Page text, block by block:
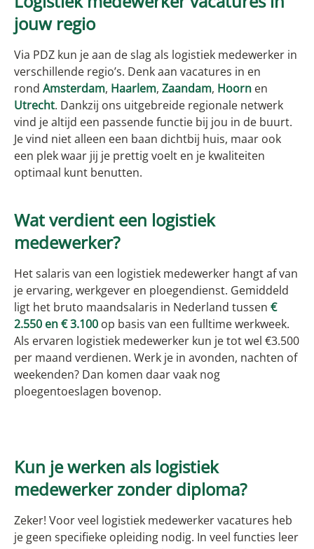
jouw regio
Via PDZ kun je aan de slag als logistiek medewerker in
verschillende regio’s. Denk aan vacatures in en
rond Amsterdam, Haarlem, Zaandam, Hoorn en
Utrecht. Dankzij ons uitgebreide regionale netwerk
vind je altijd een passende functie bij jou in de buurt.
Je vind niet alleen een baan dichtbij huis, maar ook
een plek waar jij je prettig voelt en je kwaliteiten
optimaal kunt benutten.
Wat verdient een logistiek
medewerker?
Het salaris van een logistiek medewerker hangt af van
je ervaring, werkgever en ploegendienst. Gemiddeld
ligt het bruto maandsalaris in Nederland tussen €
2.550 en € 3.100 op basis van een fulltime werkweek.
Als ervaren logistiek medewerker kun je tot wel €3.500
per maand verdienen. Werk je in avonden, nachten of
weekenden? Dan komen daar vaak nog
ploegentoeslagen bovenop.
Kun je werken als logistiek
medewerker zonder diploma?
Zeker! Voor veel logistiek medewerker vacatures heb
je geen specifieke opleiding nodig. In veel functies leer